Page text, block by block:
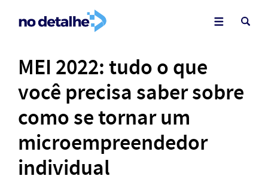
MEI 2022: tudo o que
você precisa saber sobre
como se tornar um
microempreendedor
individual